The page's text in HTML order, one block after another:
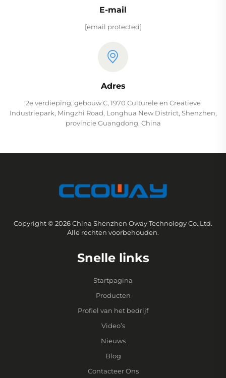
E-mail
[email protected]
Adres
2e verdieping, gebouw C, 1970 Culturele en Creatieve
Industriepark, Mingzhi Road, Longhua New District, Shenzhen,
provincie Guangdong, China
Copyright © 2026 China Shenzhen Oway Technology Co.,Ltd.
Alle rechten voorbehouden.
Snelle links
Startpagina
Producten
Profiel van het bedrijf
Video’s
Nieuws
Blog
Contacteer Ons